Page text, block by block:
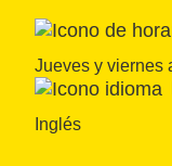
Jueves y viernes
Inglés